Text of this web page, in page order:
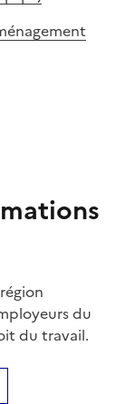
du
du travail.